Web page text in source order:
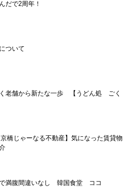
だで2周年！
ついて
老舗から新たな一歩 【うどん処 ごく
京橋じゃーなる不動産】気になった賃貸物
満腹間違いなし 韓国食堂 ココ